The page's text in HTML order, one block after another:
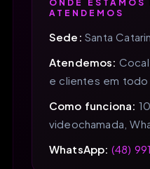
ONDE ESTAMOS
ATENDEMOS
Sede: Santa
Atendemos:
e clientes em todo
Como funciona:
videochamada,
WhatsApp: (48)